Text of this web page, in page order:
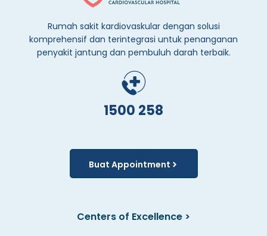
Rumah sakit kardiovaskular dengan solusi
komprehensif dan terintegrasi untuk penanganan
penyakit jantung dan pembuluh darah terbaik.
1500 258
Buat Appointment
Centers of Excellence >